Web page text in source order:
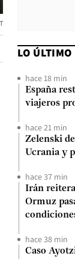
LO ÚLTIMO
hace 18 min
España
viajeros
hace 21 min
Zelenski
Ucrania y
hace 37 min
Irán
Ormuz
hace 38 min
Caso